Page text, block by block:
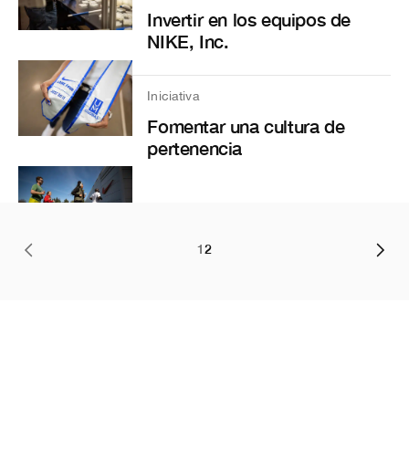
Invertir en los equipos de
NIKE, Inc.
Iniciativa
Fomentar una cultura de
pertenencia
12